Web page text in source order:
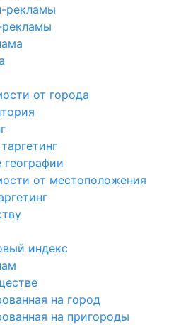
рекламы
рекламы
от города
географии
от местоположения
индекс
на город
на пригороды